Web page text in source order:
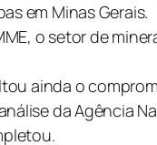
em Minas Gerais.
o setor de
ainda o
da Agência